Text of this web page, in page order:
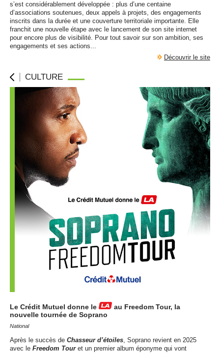
s’est considérablement développée : plus d’une centaine
d’associations soutenues, deux appels à projets, des engagements
inscrits dans la durée et une couverture territoriale importante. Elle
franchit une nouvelle étape avec le lancement de son site internet
pour encore plus de visibilité. Pour tout savoir sur son ambition, ses
engagements et ses actions...
Découvrir le site
CULTURE
Le Crédit Mutuel donne le
au Freedom Tour, la
nouvelle tournée de Soprano
National
Après le succès de Chasseur d’étoiles, Soprano revient en 2025
avec le Freedom Touret un premier album éponyme qui vont